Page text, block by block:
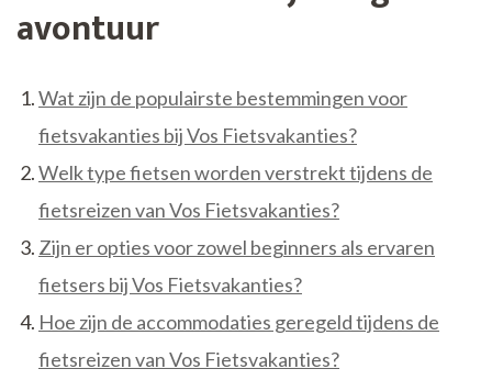
avontuur
Wat zijn de populairste bestemmingen voor
fietsvakanties bij Vos Fietsvakanties?
Welk type fietsen worden verstrekt tijdens de
fietsreizen van Vos Fietsvakanties?
Zijn er opties voor zowel beginners als ervaren
fietsers bij Vos Fietsvakanties?
Hoe zijn de accommodaties geregeld tijdens de
fietsreizen van Vos Fietsvakanties?